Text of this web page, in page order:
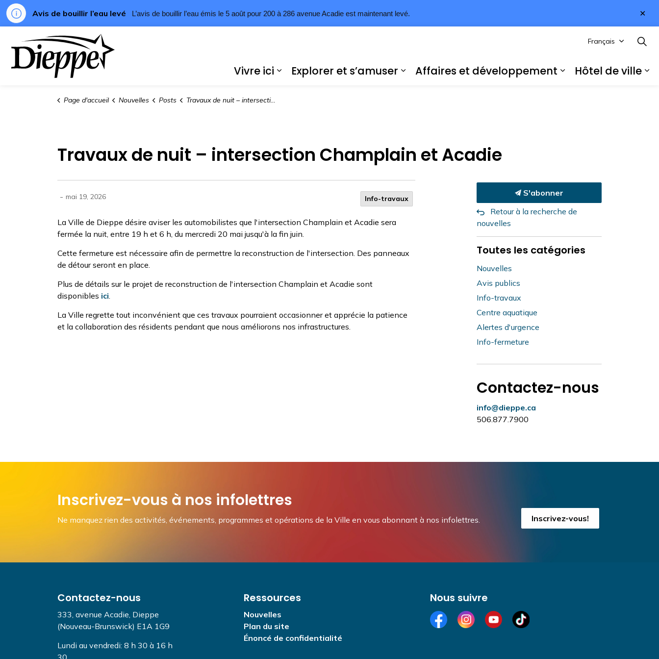
Avis de bouillir l’eau levé L’avis de bouillir l’eau émis le 5 août pour 200 à 286 avenue Acadie est maintenant levé.
Vivre ici
Explorer et s’amuser
Affaires et développement
Hôtel de ville
Français
Page d'accueil Nouvelles Posts Travaux de nuit – intersection Champlain et Acadie
Travaux de nuit – intersection Champlain et Acadie
- mai 19, 2026 Info-travaux
La Ville de Dieppe désire aviser les automobilistes que l'intersection Champlain et Acadie sera
fermée la nuit, entre 19 h et 6 h, du mercredi 20 mai jusqu'à la fin juin.
Cette fermeture est nécessaire afin de permettre la reconstruction de l'intersection. Des panneaux
de détour seront en place.
Plus de détails sur le projet de reconstruction de l'intersection Champlain et Acadie sont
disponibles ici.
La Ville regrette tout inconvénient que ces travaux pourraient occasionner et apprécie la patience
et la collaboration des résidents pendant que nous améliorons nos infrastructures.
S'abonner
Retour à la recherche de
nouvelles
Toutes les catégories
Nouvelles
Avis publics
Info-travaux
Centre aquatique
Alertes d'urgence
Info-fermeture
Contactez-nous
info@dieppe.ca
506.877.7900
Inscrivez-vous à nos infolettres
Ne manquez rien des activités, événements, programmes et opérations de la Ville en vous abonnant à nos infolettres. Inscrivez-vous!
Contactez-nous
333, avenue Acadie, Dieppe
(Nouveau-Brunswick) E1A 1G9
Lundi au vendredi: 8 h 30 à 16 h
30
Ressources
Nouvelles
Plan du site
Énoncé de confidentialité
Nous suivre
FacebookInstagramYouTubeTikTok